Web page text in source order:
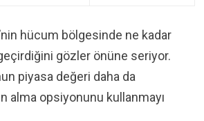
hücum bölgesinde ne kadar
gözler önüne seriyor.
piyasa değeri daha da
alma opsiyonunu kullanmayı